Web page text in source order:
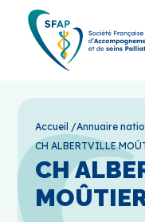
Accueil /Annuaire
CH ALBERTVILLE
CH